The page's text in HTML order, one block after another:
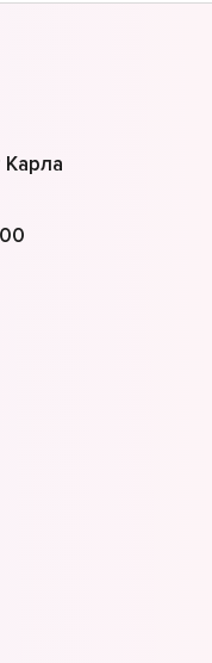
Карла